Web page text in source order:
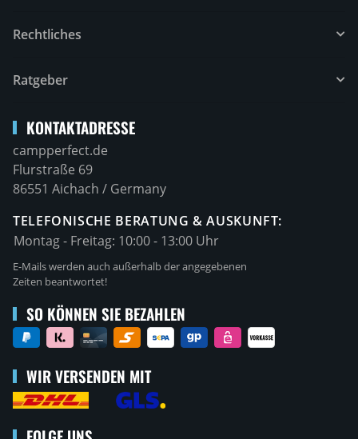
Rechtliches
Ratgeber
KONTAKTADRESSE
campperfect.de
Flurstraße 69
86551 Aichach / Germany
TELEFONISCHE BERATUNG & AUSKUNFT:
Montag - Freitag: 10:00 - 13:00 Uhr
E-Mails werden auch außerhalb der angegebenen
Zeiten beantwortet!
SO KÖNNEN SIE BEZAHLEN
WIR VERSENDEN MIT